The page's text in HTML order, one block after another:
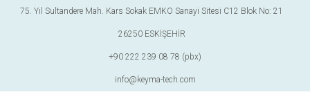
75. Yıl Sultandere Mah. Kars Sokak EMKO Sanayi Sitesi C12 Blok No: 21
26250 ESKİŞEHİR
+90 222 239 08 78 (pbx)
info@keyma-tech.com